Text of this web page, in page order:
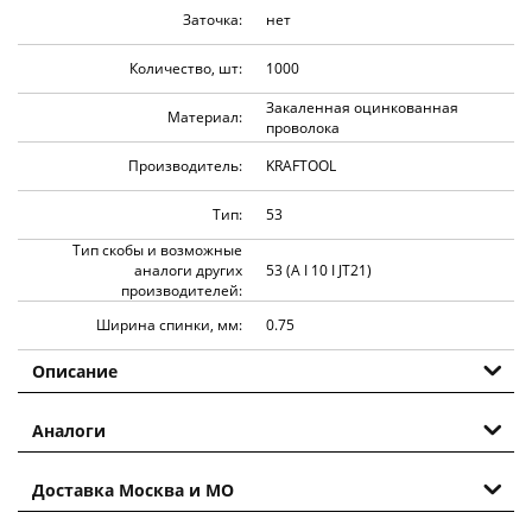
Заточка: нет
Количество, шт: 1000
Материал:
Закаленная оцинкованная
проволока
Производитель:
KRAFTOOL
Тип:
53
Тип скобы и возможные
аналоги других
производителей:
53 (A I 10 I JT21)
Ширина спинки, мм: 0.75
Описание
Аналоги
Доставка Москва и МО